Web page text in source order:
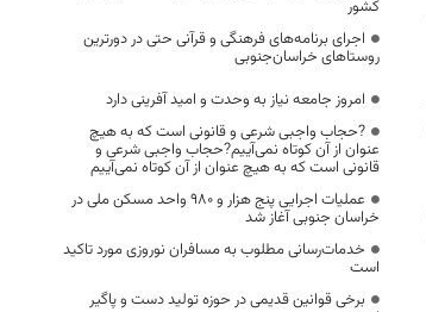
کشور
اجرای برنامه‌های فرهنگی و قرآنی حتی در دورترین
روستاهای خراسان‌جنوبی
امروز جامعه نیاز به وحدت و امید آفرینی دارد
?حجاب واجبی شرعی و قانونی است که به هیچ
عنوان از آن کوتاه نمی‌آییم?حجاب واجبی شرعی و
قانونی است که به هیچ عنوان از آن کوتاه نمی‌آییم
عملیات اجرایی پنج هزار و ۹۸۰ واحد مسکن ملی در
خراسان جنوبی آغاز شد
خدمات‌رسانی مطلوب به مسافران نوروزی مورد تاکید
است
برخی قوانین قدیمی در حوزه تولید دست و پاگیر